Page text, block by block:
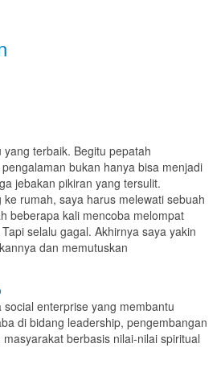
terbaik. Begitu pepatah
bukan hanya bisa menjadi
jebakan pikiran yang tersulit.
rumah, saya harus melewati sebuah
beberapa kali mencoba melompat
selalu gagal. Akhirnya saya yakin
dan memutuskan
enterprise yang membantu
di bidang leadership, pengembangan
berbasis nilai-nilai spiritual